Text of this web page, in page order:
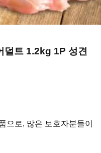
덜트 1.2kg 1P 성견
으로, 많은 보호자분들이